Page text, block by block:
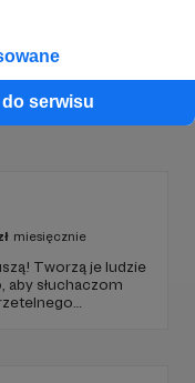
serwisu
miesięcznie
Tworzą je ludzie
aby słuchaczom